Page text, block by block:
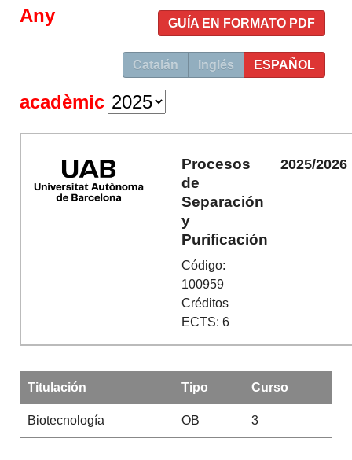
GUÍA EN FORMATO PDF
Catalán Inglés ESPAÑOL
Any
acadèmic
Procesos
de
Separación
y
Purificación
Código:
100959
Créditos
ECTS: 6
2025/2026
Titulación Tipo Curso
Biotecnología OB 3